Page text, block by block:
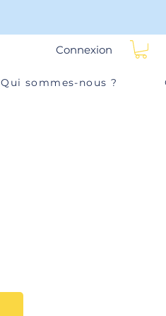
Connexion
Qui sommes-nous ?